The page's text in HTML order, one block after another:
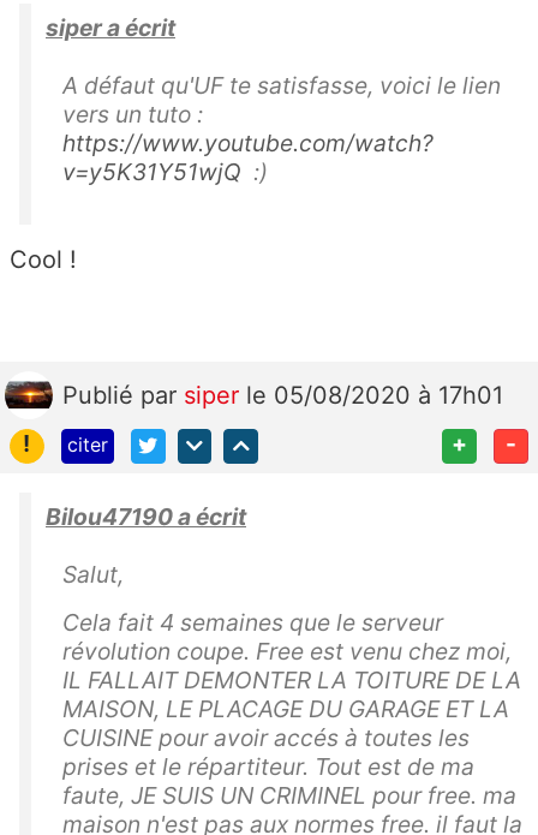
siper a écrit
A défaut qu'UF te satisfasse, voici le lien
vers un tuto :
https://www.youtube.com/watch?
v=y5K31Y51wjQ :)
Cool !
Publié par siper le 05/08/2020 à 17h01
!
citer + -
Bilou47190 a écrit
Salut,
Cela fait 4 semaines que le serveur
révolution coupe. Free est venu chez moi,
IL FALLAIT DEMONTER LA TOITURE DE LA
MAISON, LE PLACAGE DU GARAGE ET LA
CUISINE pour avoir accés à toutes les
prises et le répartiteur. Tout est de ma
faute, JE SUIS UN CRIMINEL pour free. ma
maison n'est pas aux normes free. il faut la